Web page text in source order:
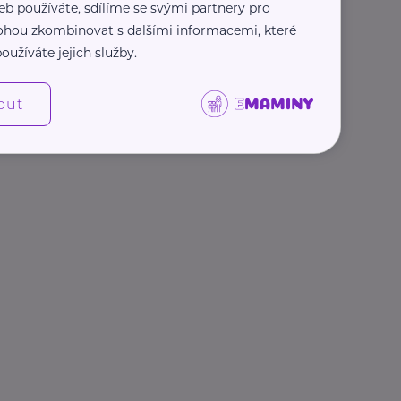
používáte, sdílíme se svými partnery pro
zkombinovat s dalšími informacemi, které
jejich služby.